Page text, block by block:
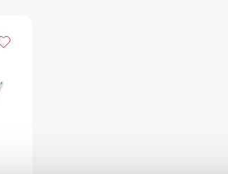
a mis favoritos